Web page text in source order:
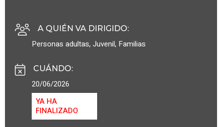
A QUIÉN VA DIRIGIDO:
Personas adultas, Juvenil, Familias
CUÁNDO:
20/06/2026
YA HA
FINALIZADO